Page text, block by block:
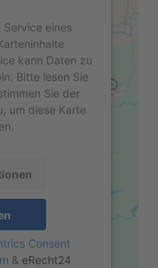
Service eines
kann Daten zu
Bitte lesen Sie
Sie der
um diese Karte
Consent
& eRecht24